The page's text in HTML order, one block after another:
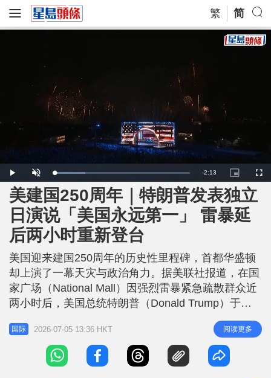
繁 简
P
l
a
y
U
n
m
u
t
e
L
o
d
e
2
.
7
0
R
e
m
n
-2:13
P
i
c
t
u
e
-
i
c
t
F
u
美建国250周年｜特朗普发表独立
日演说「美国永远第一」 雷暴延
后两小时重新登台
美国迎来建国250周年的历史性里程碑，首都华盛顿
却上演了一幕天灾与政治角力。据美联社报道，在国
家广场（National Mall）因强烈雷暴紧急疏散群众近
两小时后，美国总统特朗普（Donald Trump）于当
地时间周六（4日）晚顺利登台，发表独立纪念日演
说。特朗普在致词中将爱国主义与其强烈的个人政治
色彩相融合，形容建国250年是「有史以来最欢乐、
最辉煌的里程碑之一」。他强调，美国将永远领先，
国际 2026-07-05 13:36 HKT 阅读更多